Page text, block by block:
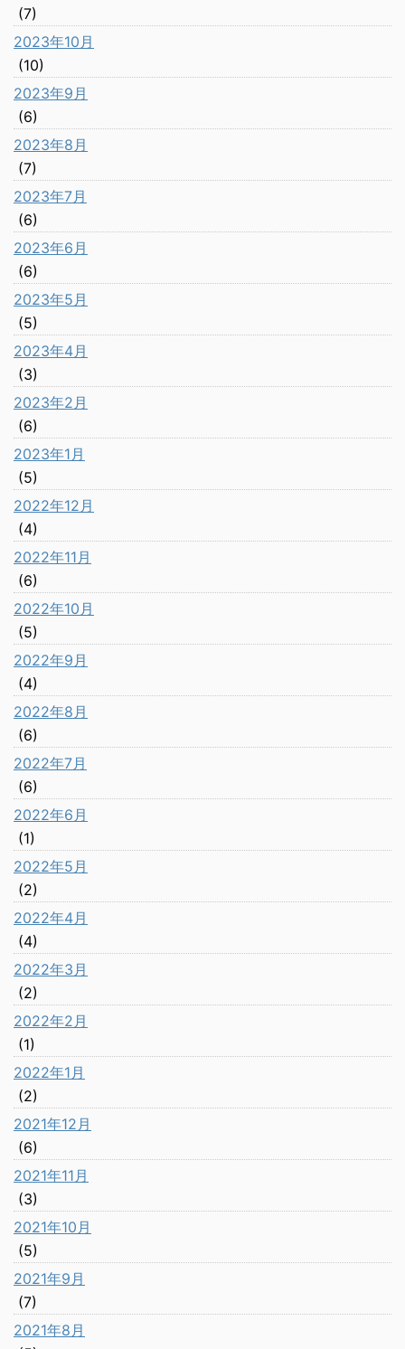
(7)
2023年10月
(10)
2023年9月
(6)
2023年8月
(7)
2023年7月
(6)
2023年6月
(6)
2023年5月
(5)
2023年4月
(3)
2023年2月
(6)
2023年1月
(5)
2022年12月
(4)
2022年11月
(6)
2022年10月
(5)
2022年9月
(4)
2022年8月
(6)
2022年7月
(6)
2022年6月
(1)
2022年5月
(2)
2022年4月
(4)
2022年3月
(2)
2022年2月
(1)
2022年1月
(2)
2021年12月
(6)
2021年11月
(3)
2021年10月
(5)
2021年9月
(7)
2021年8月